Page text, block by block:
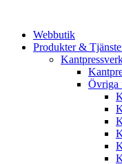
Webbutik
Produkter &
Övriga